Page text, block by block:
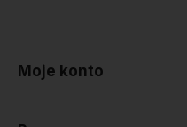
Moje konto